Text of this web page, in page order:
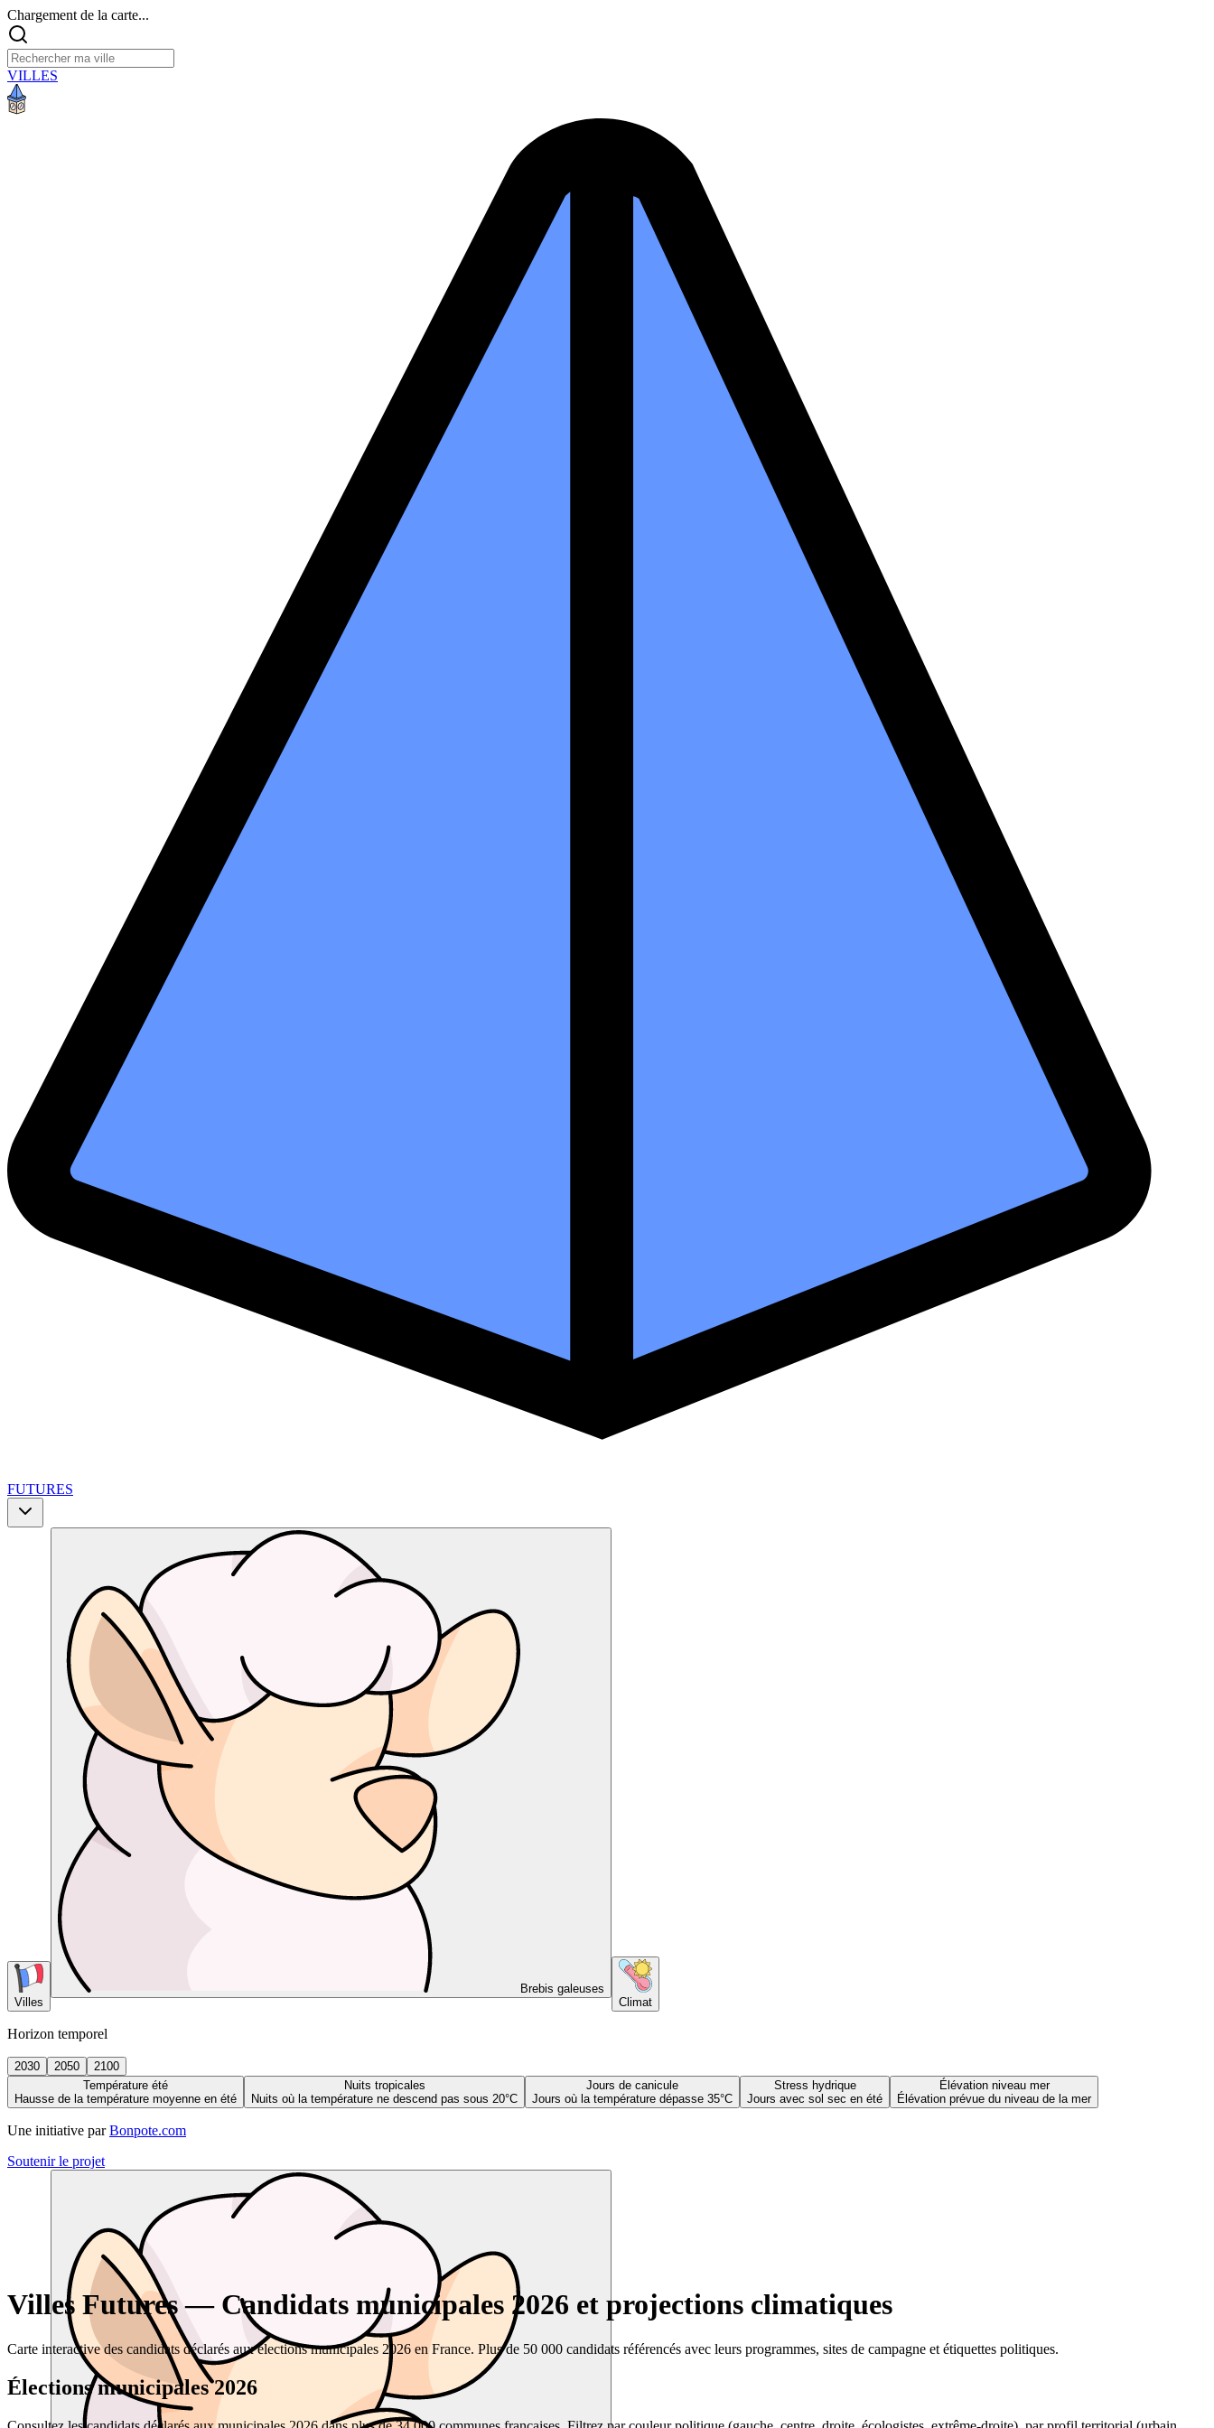
Chargement de la carte...
VILLES
FUTURES
Villes
Brebis galeuses
Climat
Horizon temporel
2030 2050
2100
Température été
Hausse de la température moyenne en été
Nuits tropicales
Nuits où la température ne descend pas sous 20°C
Jours de canicule
Jours où la température dépasse 35°C
Stress hydrique
Jours avec sol sec en été
Élévation niveau mer
Élévation prévue du niveau de la mer
Une initiative par Bonpote.com
Soutenir le projet
Villes Futures — Candidats municipales 2026 et projections climatiques
Carte interactive des candidats déclarés aux élections municipales 2026 en France. Plus de 50 000 candidats référencés avec leurs programmes, sites de campagne et étiquettes politiques.
Élections municipales 2026